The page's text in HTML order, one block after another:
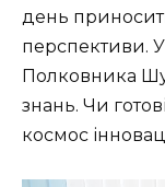
день
перспективи.
Полковника
знань. Чи
космос